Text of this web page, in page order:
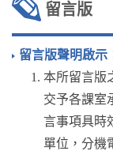
留言版
留言版聲明啟示
本所留言版
交予各課室
言事項具時
單位，分機